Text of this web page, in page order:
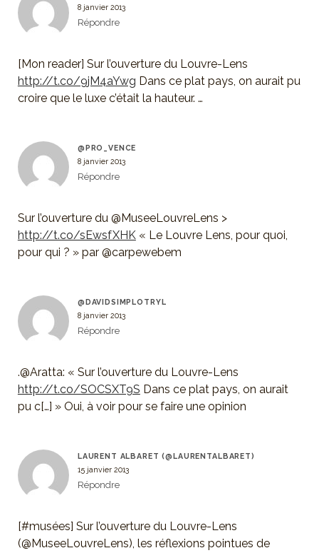
8 janvier 2013
Répondre
[Mon reader] Sur l’ouverture du Louvre-Lens
http://t.co/9jM4aYwg Dans ce plat pays, on aurait pu
croire que le luxe c’était la hauteur. …
@PRO_VENCE
8 janvier 2013
Répondre
Sur l’ouverture du @MuseeLouvreLens >
http://t.co/sEwsfXHK« Le Louvre Lens, pour quoi,
pour qui ? » par @carpewebem
@DAVIDSIMPLOTRYL
8 janvier 2013
Répondre
.@Aratta: « Sur l’ouverture du Louvre-Lens
http://t.co/SOCSXT9S Dans ce plat pays, on aurait
pu c[…] » Oui, à voir pour se faire une opinion
LAURENT ALBARET (@LAURENTALBARET)
15 janvier 2013
Répondre
[#musées] Sur l’ouverture du Louvre-Lens
(@MuseeLouvreLens), les réflexions pointues de